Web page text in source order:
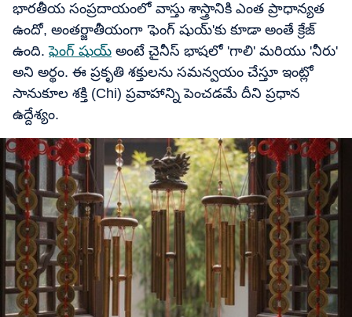
భారతీయ సంప్రదాయంలో వాస్తు శాస్త్రానికి ఎంత ప్రాధాన్యత
ఉందో, అంతర్జాతీయంగా 'ఫెంగ్ షుయ్'కు కూడా అంతే క్రేజ్
ఉంది.ఫెంగ్ షుయ్ అంటే చైనీస్ భాషలో 'గాలి' మరియు 'నీరు'
అని అర్థం. ఈ ప్రకృతి శక్తులను సమన్వయం చేస్తూ ఇంట్లో
సానుకూల శక్తి (Chi) ప్రవాహాన్ని పెంచడమే దీని ప్రధాన
ఉద్దేశ్యం.